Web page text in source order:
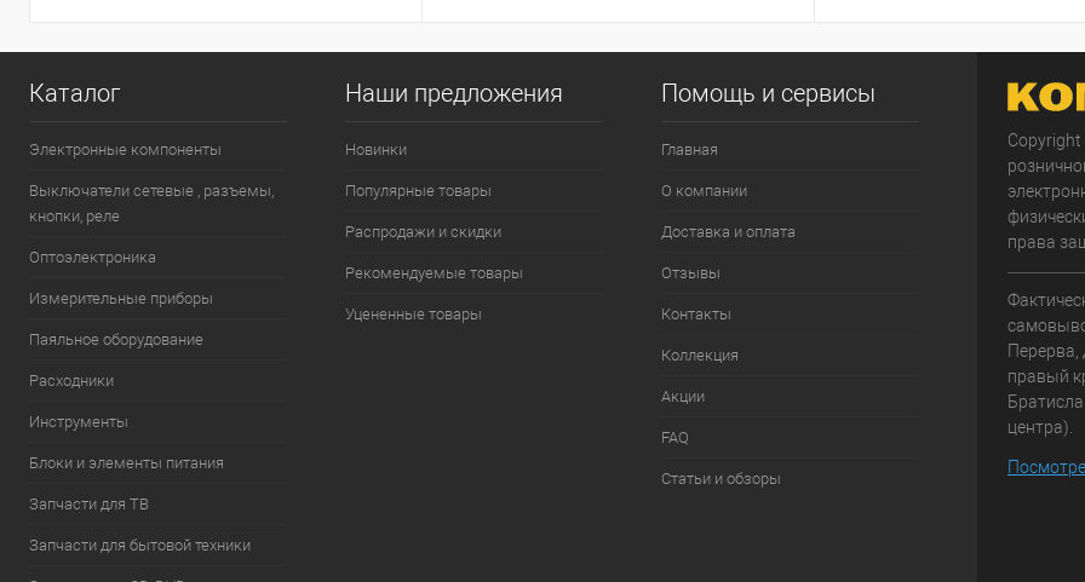
Каталог
Электронные компоненты
Выключатели сетевые , разъемы,
кнопки, реле
Оптоэлектроника
Измерительные приборы
Паяльное оборудование
Расходники
Инструменты
Блоки и элементы питания
Запчасти для ТВ
Запчасти для бытовой техники
Наши предложения
Новинки
Популярные товары
Распродажи и скидки
Рекомендуемые товары
Уцененные товары
Помощь и сервисы
Главная
О компании
Доставка и оплата
Отзывы
Контакты
Коллекция
Акции
FAQ
Статьи и обзоры
права
Перерва,
правый
центра).